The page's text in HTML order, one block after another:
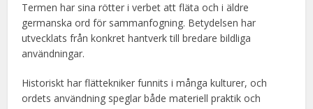
Termen har sina rötter i verbet att fläta och i äldre
germanska ord för sammanfogning. Betydelsen har
utvecklats från konkret hantverk till bredare bildliga
användningar.
Historiskt har flättekniker funnits i många kulturer, och
ordets användning speglar både materiell praktik och